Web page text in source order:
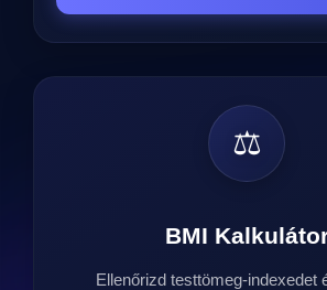
⚖️
BMI
Ellenőrizd testtömeg-indexedet